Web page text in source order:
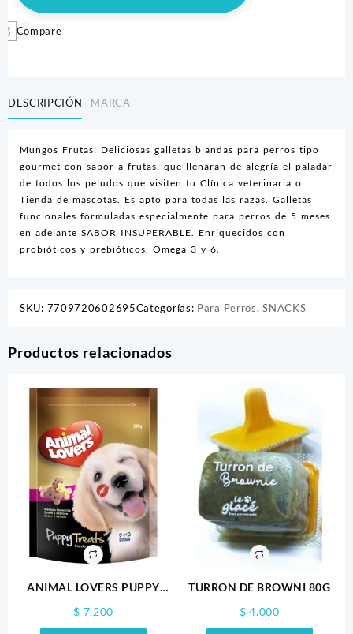
Compare
DESCRIPCIÓN MARCA
Mungos Frutas: Deliciosas galletas blandas para perros tipo
gourmet con sabor a frutas, que llenaran de alegría el paladar
de todos los peludos que visiten tu Clínica veterinaria o
Tienda de mascotas. Es apto para todas las razas. Galletas
funcionales formuladas especialmente para perros de 5 meses
en adelante SABOR INSUPERABLE. Enriquecidos con
probióticos y prebióticos, Omega 3 y 6.
SKU: 7709720602695Categorías: Para Perros,SNACKS
Productos relacionados
ANIMAL LOVERS PUPPY
$ 7.200
TURRON DE BROWNI 80G
$ 4.000